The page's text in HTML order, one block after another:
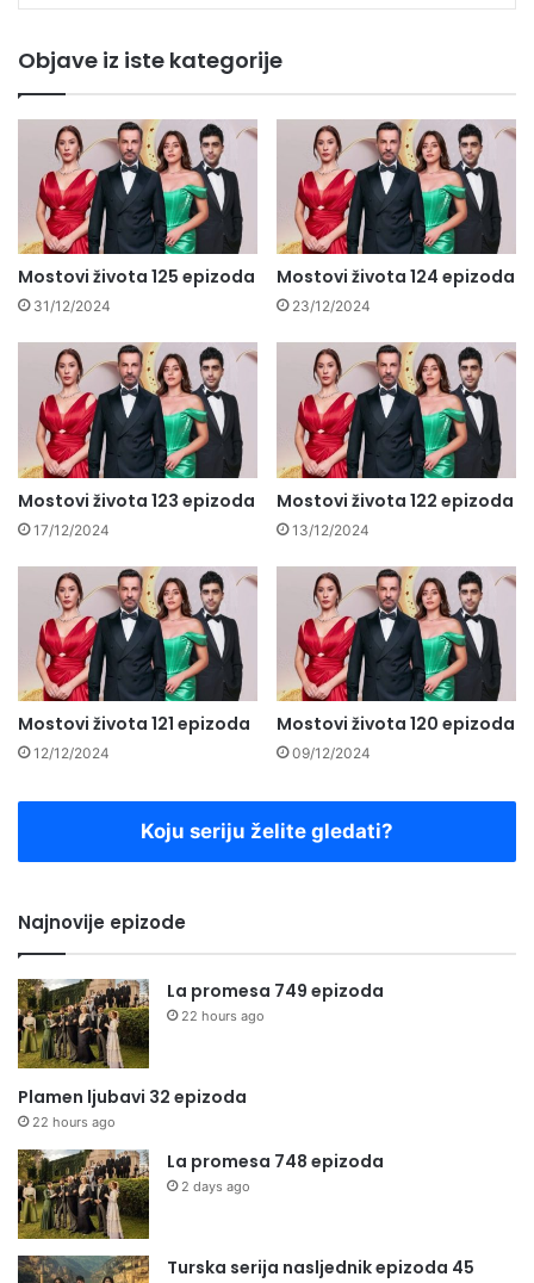
Objave iz iste kategorije
Mostovi života 125 epizoda
31/12/2024
Mostovi života 124 epizoda
23/12/2024
Mostovi života 123 epizoda
17/12/2024
Mostovi života 122 epizoda
13/12/2024
Mostovi života 121 epizoda
12/12/2024
Mostovi života 120 epizoda
09/12/2024
Koju seriju želite gledati?
Najnovije epizode
La promesa 749 epizoda
22 hours ago
Plamen ljubavi 32 epizoda
22 hours ago
La promesa 748 epizoda
2 days ago
Turska serija nasljednik epizoda 45